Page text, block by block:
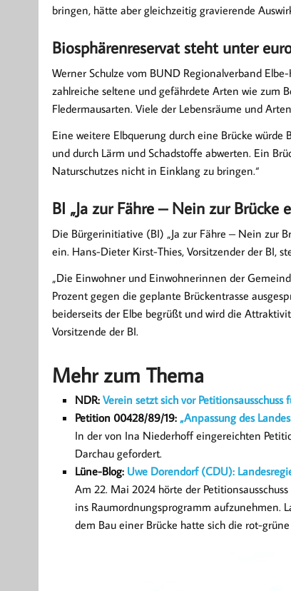
bringen, hätte aber gleichzeitig gravierende
Biosphärenreservat steht unter
Werner Schulze vom BUND Regionalverband
zahlreiche seltene und gefährdete Arten wie zum
Fledermausarten. Viele der Lebensräume und
Eine weitere Elbquerung durch eine Brücke
und durch Lärm und Schadstoffe abwerten. Ein
Naturschutzes nicht in Einklang zu bringen.“
BI „Ja zur Fähre – Nein zur Brücke
Die Bürgerinitiative (BI) „Ja zur Fähre – Nein zur
ein. Hans-Dieter Kirst-Thies, Vorsitzender der BI,
„Die Einwohner und Einwohnerinnen der
Prozent gegen die geplante Brückentrasse
beiderseits der Elbe begrüßt und wird die
Vorsitzende der BI.
Mehr zum Thema
NDR: Verein setzt sich vor Petitionsausschuss
Petition 00428/89/19:„Anpassung des
In der von Ina Niederhoff eingereichten
Darchau gefordert.
Lüne-Blog: Uwe Dorendorf (CDU):
Am 22. Mai 2024 hörte der
ins Raumordnungsprogramm aufzunehmen.
dem Bau einer Brücke hatte sich die rot-